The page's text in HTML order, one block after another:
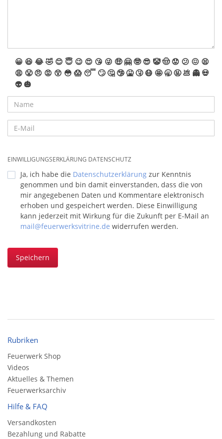
😀 😆 😂🤣 😊 😇 😉 😍 😘 😜 🤑 🤗 🤓 😎 🤡🤠 😟 😕 😖 😫
😩 😤 😠 😡 😲 😳 😱 😴 🙄 🤔 🤥 🤮 🤧 😷 🤩 🥱 🤬 💩 👻 💀
👽 🎃
EINWILLIGUNGSERKLÄRUNG DATENSCHUTZ
Ja, ich habe die Datenschutzerklärung zur Kenntnis
genommen und bin damit einverstanden, dass die von
mir angegebenen Daten und Kommentare elektronisch
erhoben und gespeichert werden. Diese Einwilligung
kann jederzeit mit Wirkung für die Zukunft per E-Mail an
mail@feuerwerksvitrine.de widerrufen werden.
Speichern
Rubriken
Feuerwerk Shop
Videos
Aktuelles & Themen
Feuerwerksarchiv
Hilfe & FAQ
Versandkosten
Bezahlung und Rabatte